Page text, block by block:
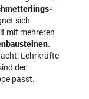
sich
mit mehreren
.
Lehrkräfte
der
passt.